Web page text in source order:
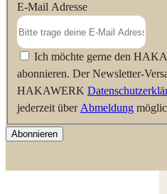
E-Mail Adresse
Ich möchte gerne den
abonnieren. Der Newsletter-
HAKAWERK
jederzeit über Abmeldung
Abonnieren